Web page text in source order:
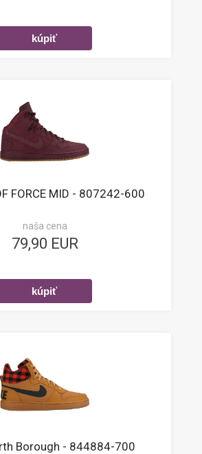
FORCE MID - 807242-600
naša cena
79,90 EUR
Borough - 844884-700